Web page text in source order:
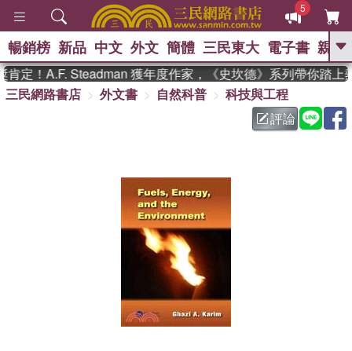
5
GO
熱搜： 東野圭吾 、 高希均教授回憶錄
父親節 、 如果歷
暑期推薦 、 國際布克
偉大的迷走神經
暢銷榜 新品 中文 外文 簡體 三民東大 電子書 親子
定！A.F. Steadman 獲年度作家，《史坎德》系列帶你踏上熱
三民網路書店
外文書 自然科普
科技與工程
評論